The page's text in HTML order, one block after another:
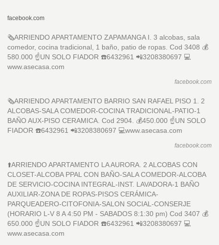
facebook.com
🗞ARRIENDO APARTAMENTO ZAPAMANGA I. 3 alcobas, sala
comedor, cocina tradicional, 1 baño, patio de ropas. Cod 3408 💰
580.000 ☝️UN SOLO FIADOR ☎️6432961 📲3208380697 💻
www.asecasa.com
facebook.com
🗞ARRIENDO APARTAMENTO BARRIO SAN RAFAEL PISO 1. 2
ALCOBAS-SALA COMEDOR-COCINA TRADICIONAL-PATIO-1
BAÑO AUX-PISO CERAMICA. Cod 2904. 💰450.000 ☝️UN SOLO
FIADOR ☎️6432961 📲3208380697 💻www.asecasa.com
facebook.com
⬆️ARRIENDO APARTAMENTO LA AURORA. 2 ALCOBAS CON
CLOSET-ALCOBA PPAL CON BAÑO-SALA COMEDOR-ALCOBA
DE SERVICIO-COCINA INTEGRAL-INST. LAVADORA-1 BAÑO
AUXILIAR-ZONA DE ROPAS-PISOS CERÁMICA-
PARQUEADERO-CITOFONIA-SALON SOCIAL-CONSERJE
(HORARIO L-V 8 A 4:50 PM - SABADOS 8:1:30 pm) Cod 3407 💰
650.000 ☝️UN SOLO FIADOR ☎️6432961 📲3208380697 💻
www.asecasa.com